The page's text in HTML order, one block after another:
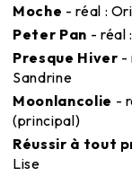
Moche - réal :
Peter Pan - réal
Presque Hiver -
Sandrine
Moonlancolie -
(principal)
Réussir à tout
Lise